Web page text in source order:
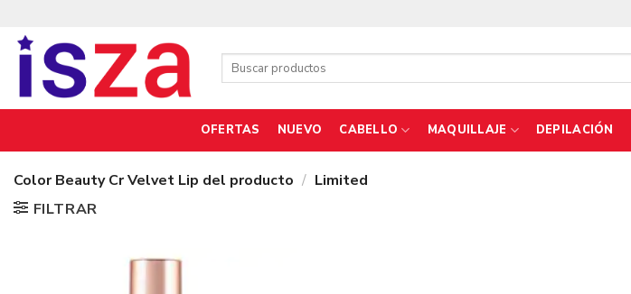
contenido
Buscar
OFERTAS NUEVO CABELLO MAQUILLAJE DEPILACIÓN
Color Beauty Cr Velvet Lip del producto / Limited
FILTRAR